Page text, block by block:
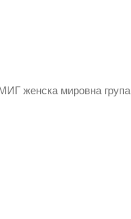
женска мировна група